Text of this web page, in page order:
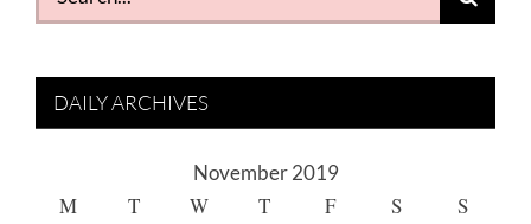
for:
DAILY ARCHIVES
November 2019
M T W T F S S